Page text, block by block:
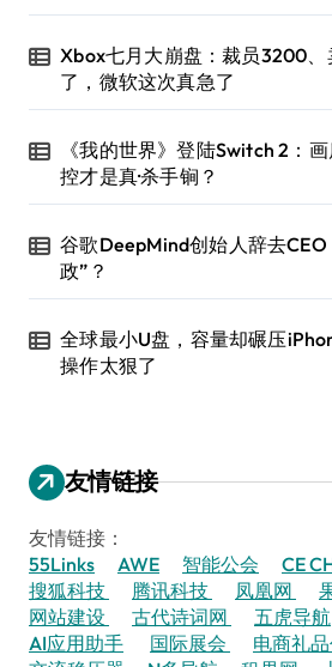
Xbox七月大崩盘：裁员3200
了，微软这次真急了
《我的世界》登陆Switch 2：
控才是真·杀手锏？
谷歌DeepMind创始人辞去
政”？
全球最小U盘，容量却碾压
操作太狠了
友情链接
友情链接：
55Links
AWE 智能公会 CE
搜狐科技
腾讯科技 凤凰网
网站建设
古代诗词网 五虎导航
AI应用助手
国际展会
电商礼